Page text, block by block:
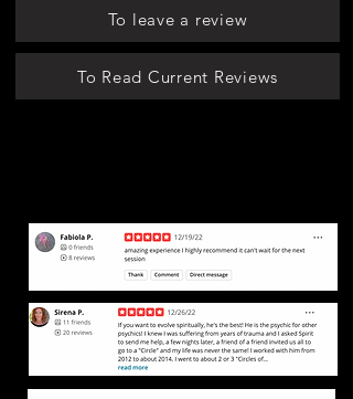
To leave a review
To Read Current Reviews